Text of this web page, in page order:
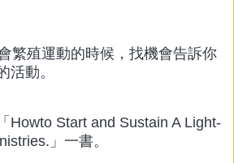
繁殖運動的時候，找機會告訴你
活動。
Howto Start and Sustain A Light-
」一書。